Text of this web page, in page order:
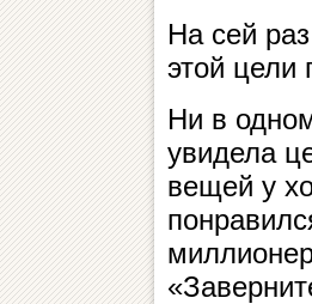
На сей
этой цели
Ни в
увидела
вещей у